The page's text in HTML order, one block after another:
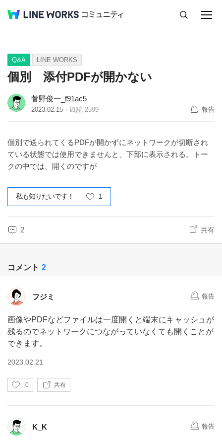
Q&A Tips Ideas
Q&A LINE WORKS
個別 添付PDFが開かない
菅野俊一_f91ac5
2023.02.15 既読 2599 報告
個別で送られてくるPDFが開かずにネットワークが切断され
ている状態では使用できませんと、下部に表示される。トー
クの中では、開くのですが
私も知りたいです！ 1
2 共有
コメント 2
フジミ 報告
画像やPDFなどファイルは一度開くと端末にキャッシュが
残るのでネットワークにつながっていなくても開くことが
できます。
2023.02.21
い
0 共有
K_K 報告